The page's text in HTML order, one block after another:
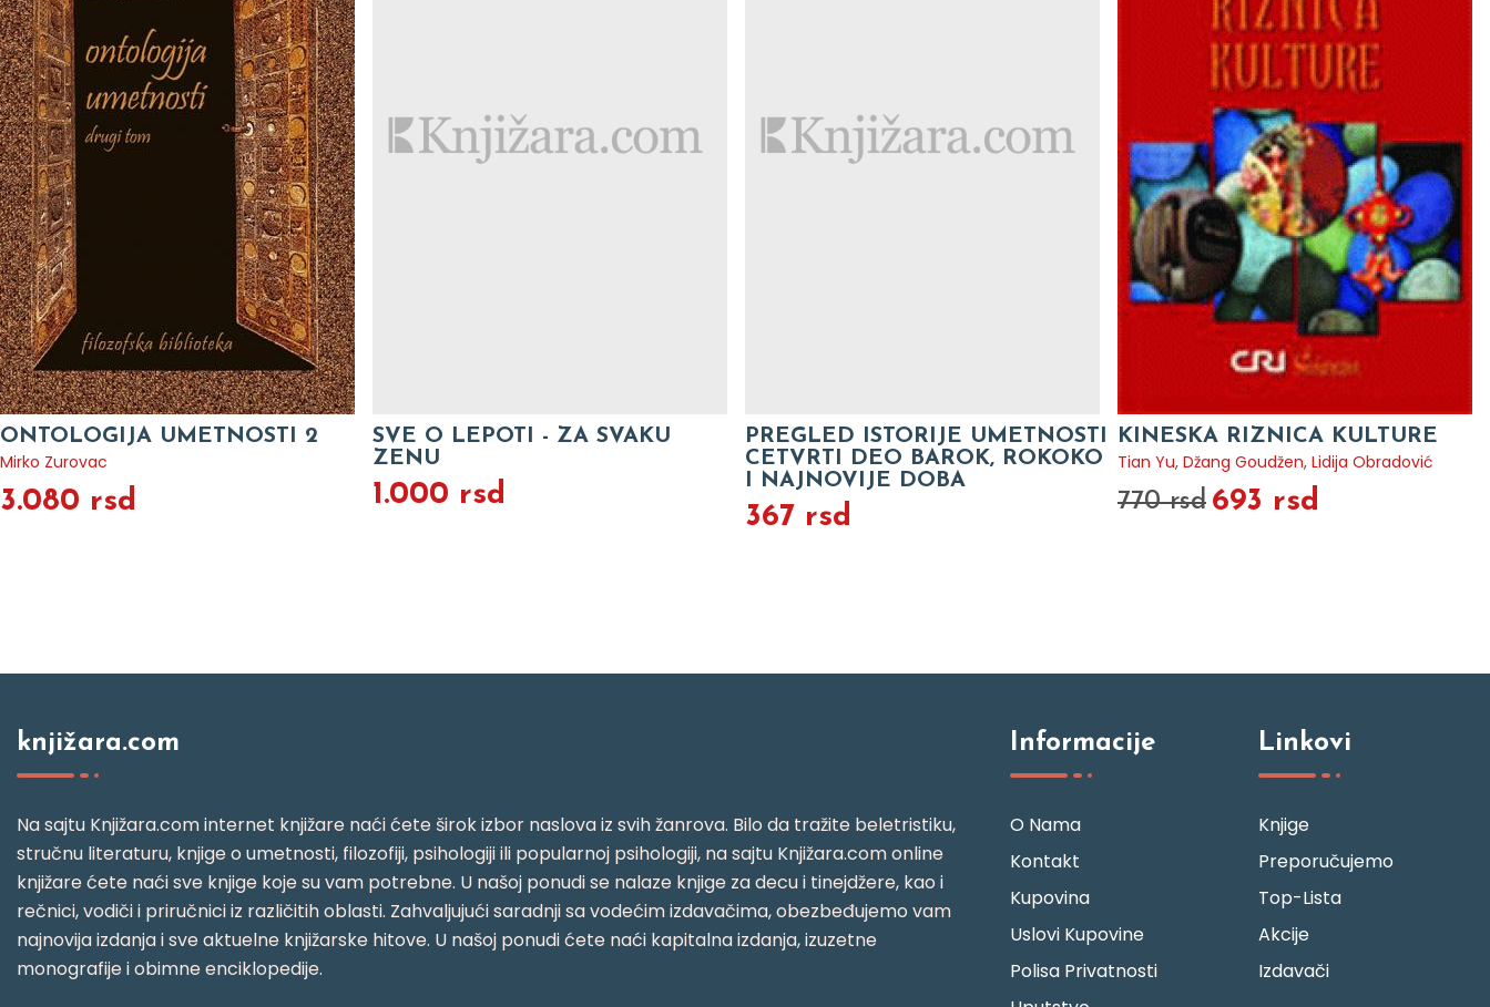
ONTOLOGIJA UMETNOSTI 2
Mirko Zurovac
3.080 rsd
SVE O LEPOTI - ZA SVAKU
ZENU
1.000 rsd
PREGLED ISTORIJE UMETNOSTI
CETVRTI DEO BAROK, ROKOKO
I NAJNOVIJE DOBA
367 rsd
KINESKA RIZNICA KULTURE
Tian Yu, Džang Goudžen, Lidija Obradović
770 rsd 693 rsd
knjižara.com
Na sajtu Knjižara.com internet knjižare naći ćete širok izbor naslova iz svih žanrova. Bilo da tražite beletristiku,
stručnu literaturu, knjige o umetnosti, filozofiji, psihologiji ili popularnoj psihologiji, na sajtu Knjižara.com online
knjižare ćete naći sve knjige koje su vam potrebne. U našoj ponudi se nalaze knjige za decu i tinejdžere, kao i
rečnici, vodiči i priručnici iz različitih oblasti. Zahvaljujući saradnji sa vodećim izdavačima, obezbeđujemo vam
najnovija izdanja i sve aktuelne knjižarske hitove. U našoj ponudi ćete naći kapitalna izdanja, izuzetne
monografije i obimne enciklopedije.
Informacije
O Nama
Kontakt
Kupovina
Uslovi Kupovine
Polisa Privatnosti
Linkovi
Knjige
Preporučujemo
Top-Lista
Akcije
Izdavači